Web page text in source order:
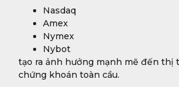
Nasdaq
Amex
Nymex
Nybot
tạo ra ảnh hưởng mạnh mẽ đến thị
chứng khoán toàn cầu.